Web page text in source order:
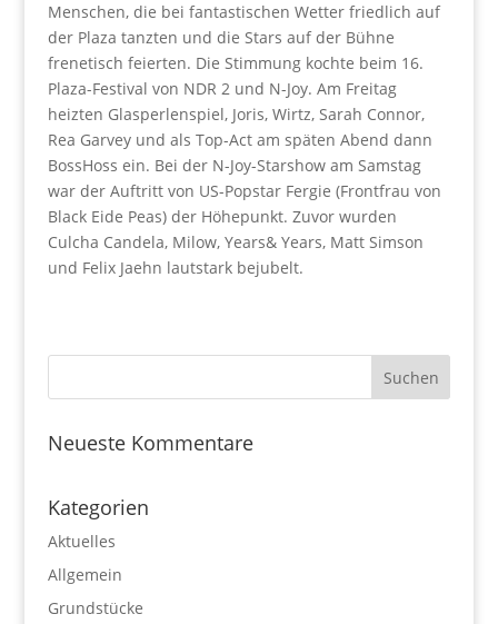
Menschen, die bei fantastischen Wetter friedlich auf
der Plaza tanzten und die Stars auf der Bühne
frenetisch feierten. Die Stimmung kochte beim 16.
Plaza-Festival von NDR 2 und N-Joy. Am Freitag
heizten Glasperlenspiel, Joris, Wirtz, Sarah Connor,
Rea Garvey und als Top-Act am späten Abend dann
BossHoss ein. Bei der N-Joy-Starshow am Samstag
war der Auftritt von US-Popstar Fergie (Frontfrau von
Black Eide Peas) der Höhepunkt. Zuvor wurden
Culcha Candela, Milow, Years& Years, Matt Simson
und Felix Jaehn lautstark bejubelt.
Neueste Kommentare
Kategorien
Aktuelles
Allgemein
Grundstücke